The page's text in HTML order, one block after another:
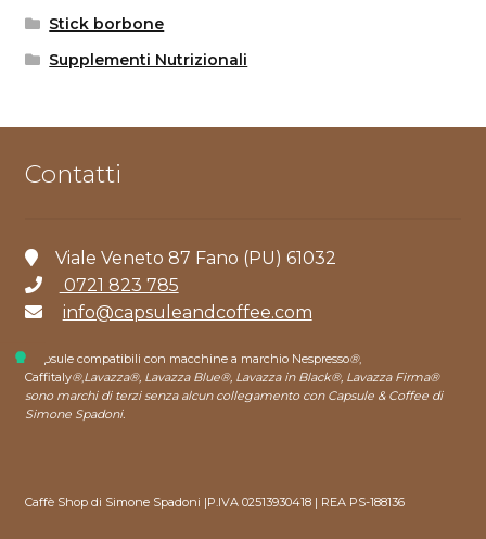
Stick borbone
Supplementi Nutrizionali
Contatti
Viale Veneto 87 Fano (PU) 61032
0721 823 785
info@capsuleandcoffee.com
*capsule compatibili con macchine a marchio Nespresso®,
Caffitaly®,Lavazza®, Lavazza Blue®, Lavazza in Black®, Lavazza Firma®
sono marchi di terzi senza alcun collegamento con Capsule & Coffee di
Simone Spadoni.
Caffè Shop di Simone Spadoni |P.IVA 02513930418 | REA PS-188136